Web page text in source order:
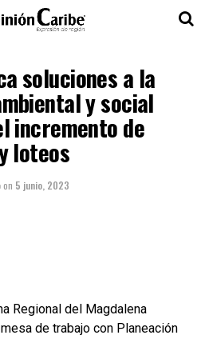
soluciones a la
y social
incremento de
loteos
on 5 junio, 2023
Regional del Magdalena
de trabajo con Planeación